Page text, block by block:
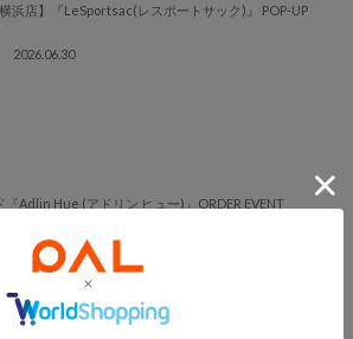
浜店】『LeSportsac(レスポートサック)』 POP-UP
2026.06.30
『Adlin Hue (アドリン ヒュー)』ORDER EVENT